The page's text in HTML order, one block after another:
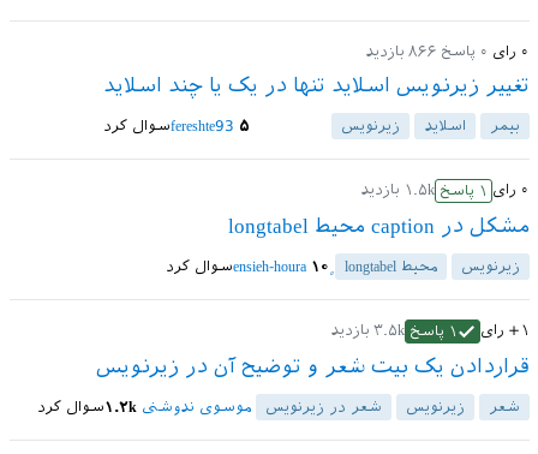
۰ رای ۰ پاسخ ۸۶۶ بازدید
تغییر زیرنویس اسلاید تنها در یک یا چند اسلاید
بیمر اسلاید زیرنویس سوال کردfereshte93 ۵
۰ رای ۱ پاسخ ۱.۵k بازدید
مشکل در caption محیط longtabel
زیرنویس محیط longtabel سوال کرد ۱۰
+۱ رای ۱ پاسخ ۳.۵k بازدید
قراردادن یک بیت شعر و توضیح آن در زیرنویس
شعر زیرنویس شعر در زیرنویس سوال کرد موسوی ندوشنی ۱.۲k